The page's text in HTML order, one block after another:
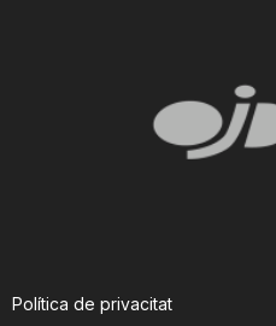
g
Política de privacitat